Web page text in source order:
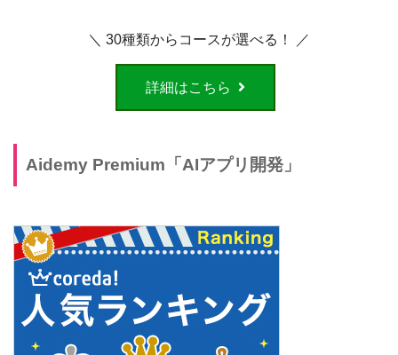
＼ 30種類からコースが選べる！ ／
詳細はこちら
Aidemy Premium「AIアプリ開発」